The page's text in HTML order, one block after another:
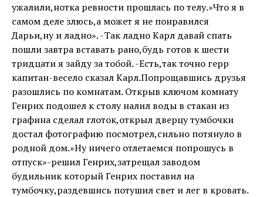
ужалили,нотка ревности прошлась по телу.»Что я в
самом деле злюсь,а может я не понравился
Дарьи,ну и ладно». -Так ладно Карл давай спать
пошли завтра вставать рано,будь готов к шести
тридцати я зайду за тобой. -Есть,так точно герр
капитан-весело сказал Карл.Попрощавшись друзья
разошлись по комнатам. Открыв ключом комнату
Генрих подошел к столу налил воды в стакан из
графина сделал глоток,открыл дверцу тумбочки
достал фотографию посмотрел,сильно потянуло в
родной дом.»Ну ничего отлетаемся попрошусь в
отпуск»-решил Генрих,затрещал заводом
будильник который Генрих поставил на
тумбочку,раздевшись потушил свет и лег в кровать.